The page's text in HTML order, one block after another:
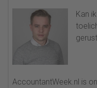
Kan
AccountantWeek.nl is